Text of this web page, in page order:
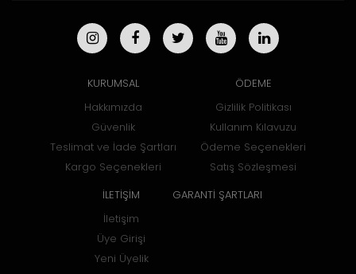
KURUMSAL
Hakkımızda
Güvenlik
Teslimat ve İade Şartları
Kargo Seçenekleri
ÖDEME
Gizlilik Politikası
Kullanım Kılavuzu
Ödeme Seçenekleri
Satış Sözleşmesi
İLETİŞİM
İletişim
Üye Girişi
Yeni Üyelik
GARANTİ ŞARTLARI